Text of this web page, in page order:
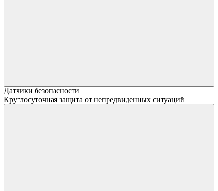
Датчики безопасности
Круглосуточная защита от непредвиденных ситуаций